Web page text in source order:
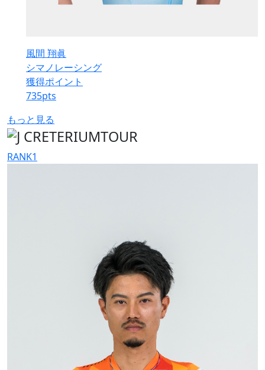
風間 翔眞
シマノレーシング
獲得ポイント
735pts
もっと見る
RANK1